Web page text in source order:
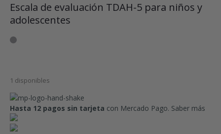
Escala de evaluación TDAH-5 para niños y
adolescentes
1 disponibles
Hasta 12 pagos sin tarjeta con Mercado Pago. Saber más